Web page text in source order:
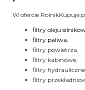
W ofercie
filtry oleju
filtry paliwa
filtry powietrza,
filtry kabinowe,
filtry hydrauliczne,
filtry